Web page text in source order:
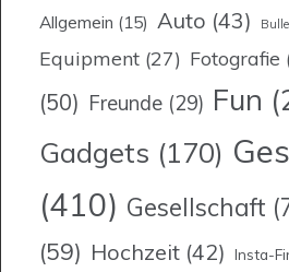
Allgemein (15) Auto (43)
Equipment (27) Fotografie
(50) Freunde (29) Fun
Gadgets (170)
(410) Gesellschaft
(59) Hochzeit (42) Insta-